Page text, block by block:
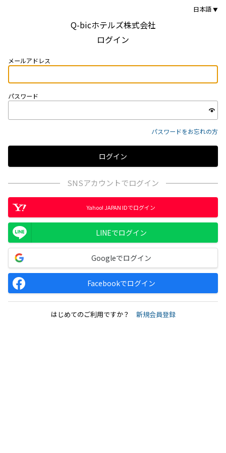
Q-bicホテルズ株式会社
日本語
ログイン
メールアドレス
パスワード
パスワードをお忘れの方
SNSアカウントでログイン
Yahoo! JAPAN IDでログイン
LINEでログイン
Googleでログイン
Facebookでログイン
はじめてのご利用ですか？ 新規会員登録